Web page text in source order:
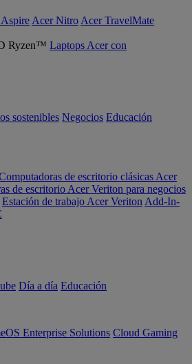
Acer Nitro Acer TravelMate
Laptops Acer con
sostenibles Negocios Educación
de escritorio clásicas Acer
de escritorio Acer Veriton para negocios
Estación de trabajo Acer Veriton Add-In-
Día a día Educación
Enterprise Solutions Cloud Gaming